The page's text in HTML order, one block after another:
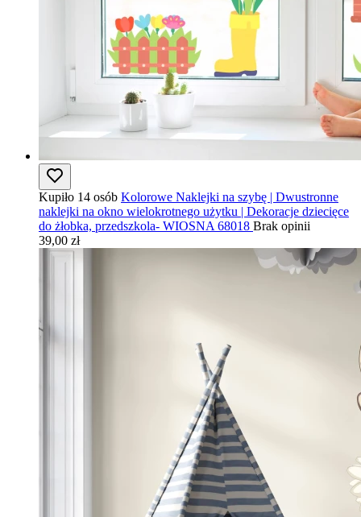
Kupiło 14 osób Kolorowe Naklejki na szybę | Dwustronne
naklejki na okno wielokrotnego użytku | Dekoracje dziecięce
do żłobka, przedszkola- WIOSNA 68018 Brak opinii
39,00 zł